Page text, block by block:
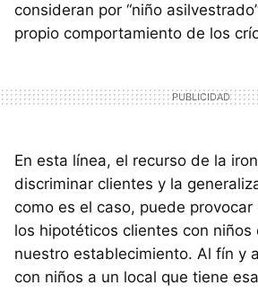
consideran por “niño
propio comportamiento de los
En esta línea, el recurso de la
discriminar clientes y la
como es el caso, puede
los hipotéticos clientes con
nuestro establecimiento. Al fín y
con niños a un local que tiene